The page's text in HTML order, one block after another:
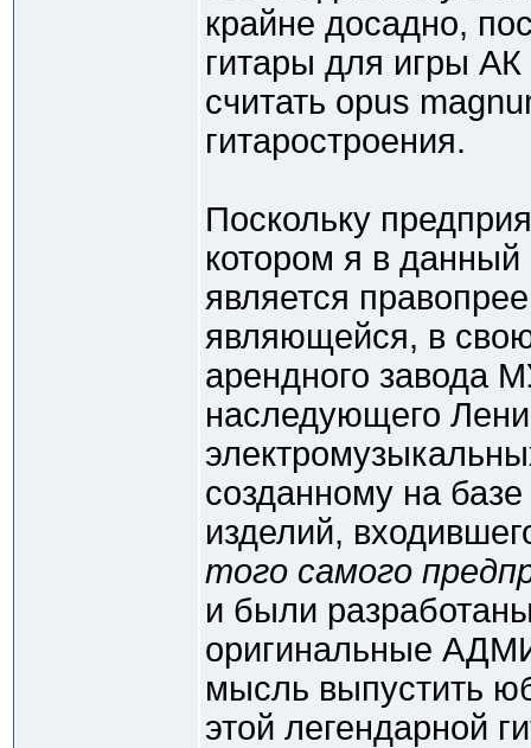
крайне досадно,
гитары для игры
считать opus
гитаростроения.
Поскольку
котором я в
является
являющейся, в
арендного завода
наследующего
созданному на
изделий,
того самого
и были
оригинальные
мысль выпустить
этой легендарной